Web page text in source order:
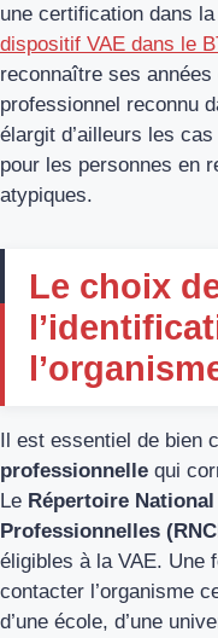
une certification dans
dispositif VAE dans le
reconnaître ses
professionnel reconnu
élargit d’ailleurs les
pour les personnes en
atypiques.
Le choix
Il est essentiel de bien
professionnelle qui
Le Répertoire
Professionnelles
éligibles à la VAE. Une
contacter l’organisme
d’une école, d’une